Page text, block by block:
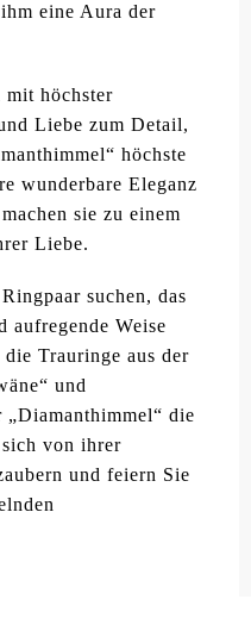
eine Aura der
mit höchster
Liebe zum Detail,
höchste
wunderbare Eleganz
sie zu einem
Liebe.
suchen, das
aufregende Weise
Trauringe aus der
und
„Diamanthimmel“ die
von ihrer
und feiern Sie